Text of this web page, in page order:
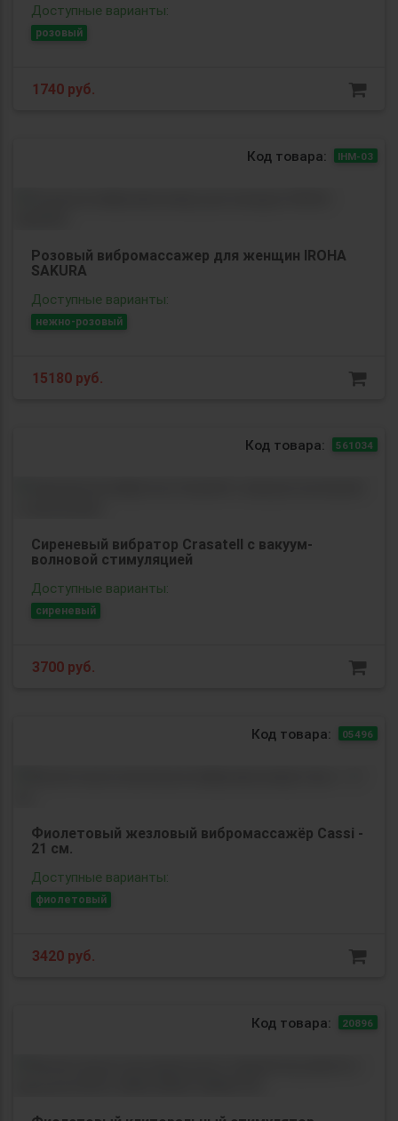
Доступные варианты:
розовый
1740 руб.
Код товара: IHM-03
Розовый вибромассажер для женщин IROHA
SAKURA
Доступные варианты:
нежно-розовый
15180 руб.
Код товара: 561034
Сиреневый вибратор Crasatell с вакуум-
волновой стимуляцией
Доступные варианты:
сиреневый
3700 руб.
Код товара: 05496
Фиолетовый жезловый вибромассажёр Cassi -
21 см.
Доступные варианты:
фиолетовый
3420 руб.
Код товара: 20896